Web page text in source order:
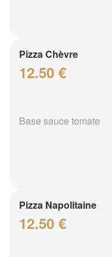
Pizza Chèvre
12.50 €
Base sauce tomate
Pizza Napolitaine
12.50 €